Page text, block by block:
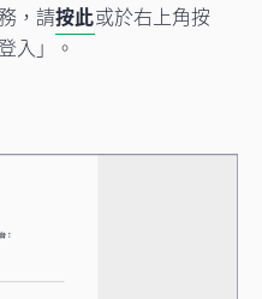
，請按此或於右上角按
入」。